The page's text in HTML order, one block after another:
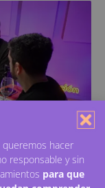
Claudio
Avanza y
queremos hacer
responsable y sin
para que